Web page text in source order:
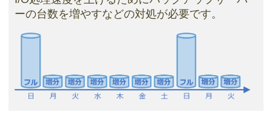
ーの台数を増やすなどの対処が必要です。